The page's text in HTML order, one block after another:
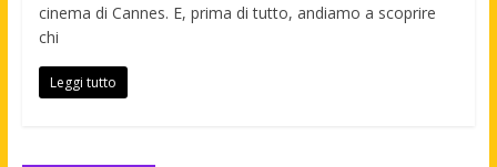
cinema di Cannes. E, prima di tutto, andiamo a scoprire
chi
Leggi tutto